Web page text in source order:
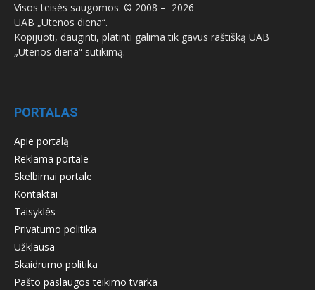
Visos teisės saugomos. © 2008 – 2026
UAB „Utenos diena“.
Kopijuoti, dauginti, platinti galima tik gavus raštišką UAB
„Utenos diena“ sutikimą.
PORTALAS
Apie portalą
Reklama portale
Skelbimai portale
Kontaktai
Taisyklės
Privatumo politika
Užklausa
Skaidrumo politika
Pašto paslaugos teikimo tvarka